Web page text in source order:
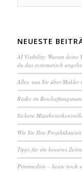
NEUESTE
AI Visibility: Warum deine
du das systematisch
Alles, was Sie über Makler
Ri­si­ko im
Sichere
Wie Sie Ihre
Tipps für ein besseres
Printmedien – heute noch